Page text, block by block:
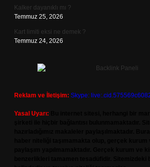
Kalker dayanıklı mı ?
Temmuz 25, 2026
Kart limiti eksi ne demek ?
Temmuz 24, 2026
Reklam ve İletişim: Skype:
Yasal Uyarı: